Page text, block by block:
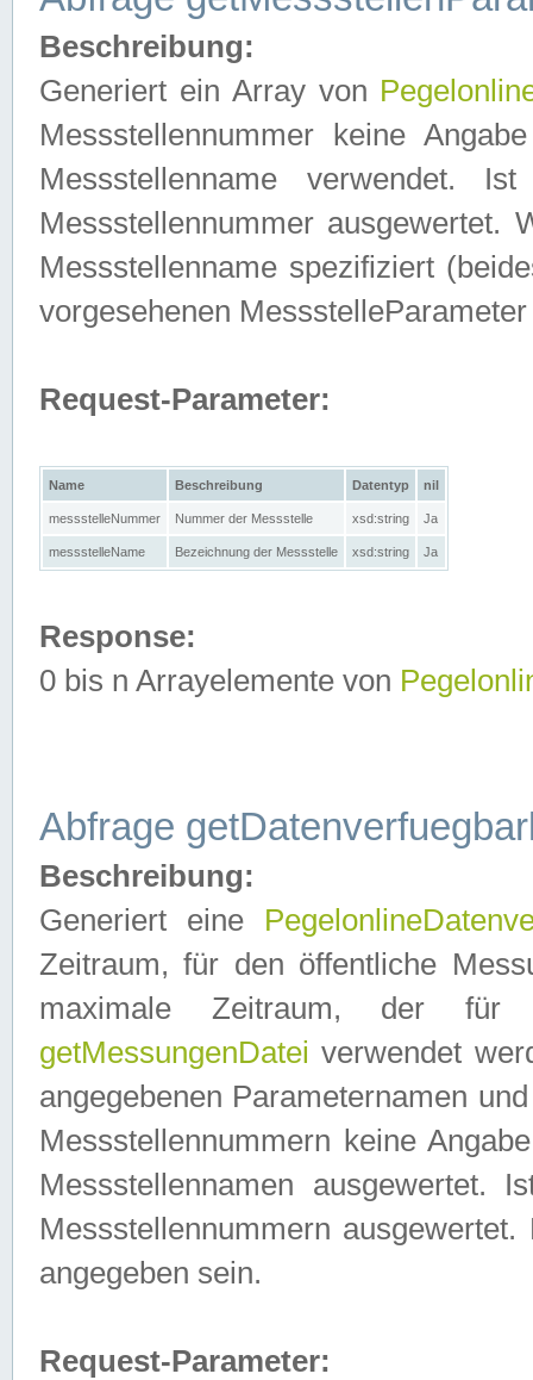
Beschreibung:
Generiert ein Array von
Messstellennummer keine
Messstellenname verwendet.
Messstellennummer ausgewertet.
Messstellenname spezifiziert
vorgesehenen
Request-Parameter:
Name Beschreibung Datentyp nil
messstelleNummer Nummer der Messstelle xsd:string Ja
messstelleName Bezeichnung der Messstelle xsd:string Ja
Response:
0 bis n Arrayelemente von
Abfrage
Beschreibung:
Generiert eine
Zeitraum, für den öffentliche
maximale Zeitraum, der
getMessungenDatei verwendet
angegebenen Parameternamen
Messstellennummern keine
Messstellennamen ausgewertet.
Messstellennummern
angegeben sein.
Request-Parameter: